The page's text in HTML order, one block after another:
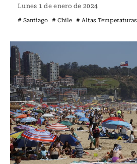
Lunes 1 de enero de 2024
# Santiago # Chile # Altas Temperaturas